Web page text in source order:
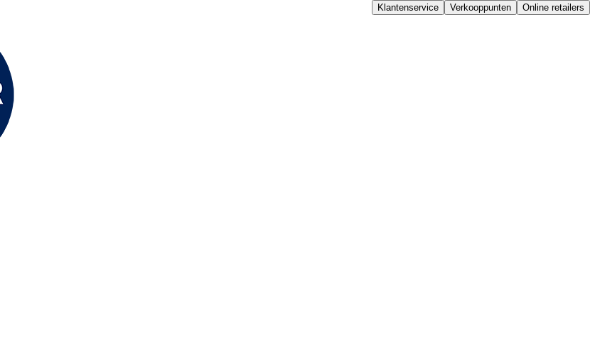
Klantenservice Verkooppunten Online retailers